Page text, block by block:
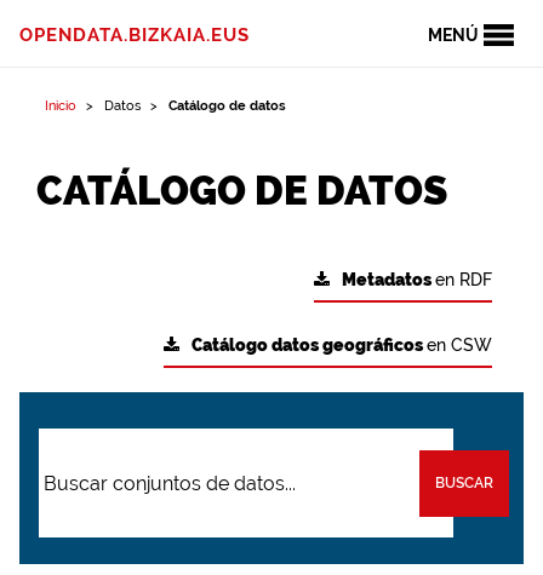
MENÚ
OPENDATA.BIZKAIA.EUS
Inicio Datos Catálogo de datos
CATÁLOGO DE DATOS
Metadatosen RDF
Catálogo datos geográficosen CSW
BUSCAR